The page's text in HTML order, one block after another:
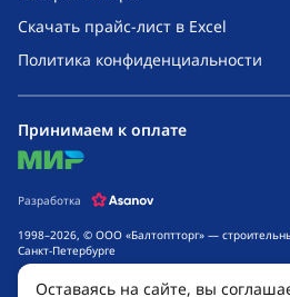
Скачать прайс-лист в Excel
Политика конфиденциальности
1998–2026, © ООО «Балтоптторг» —
Санкт-Петербурге
Обращаем ваше внимание на то, что данный
информационный характер и ни при каких
Принимаем к оплате
mir
Разработка
Оставаясь на сайте, вы